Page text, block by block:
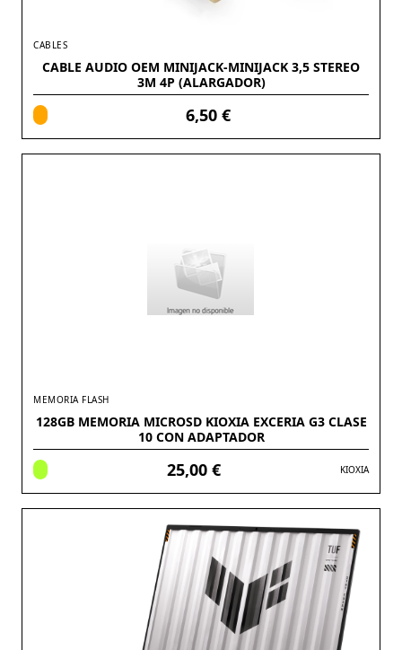
CABLES
CABLE AUDIO OEM MINIJACK-MINIJACK 3,5 STEREO
3M 4P (ALARGADOR)
6,50 €
MEMORIA FLASH
128GB MEMORIA MICROSD KIOXIA EXCERIA G3 CLASE
10 CON ADAPTADOR
25,00 € KIOXIA